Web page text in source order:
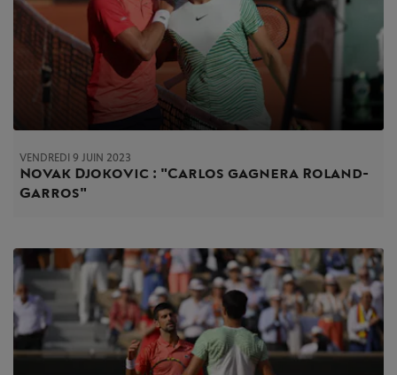
VENDREDI 9 JUIN 2023
Novak Djokovic : "Carlos gagnera Roland-
Garros"